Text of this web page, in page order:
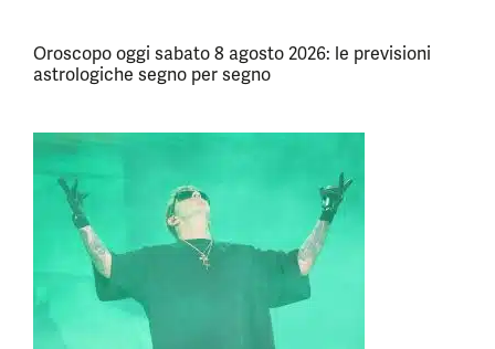
Oroscopo oggi sabato 8 agosto 2026: le previsioni
astrologiche segno per segno